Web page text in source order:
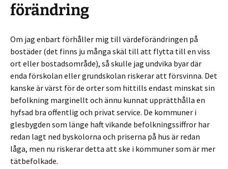
förändring
Om jag enbart förhåller mig till värdeförändringen på
bostäder (det finns ju många skäl till att flytta till en viss
ort eller bostadsområde), så skulle jag undvika byar där
enda förskolan eller grundskolan riskerar att försvinna. Det
kanske är värst för de orter som hittills endast minskat sin
befolkning marginellt och ännu kunnat upprätthålla en
hyfsad bra offentlig och privat service. De kommuner i
glesbygden som länge haft vikande befolkningssiffror har
redan lagt ned byskolorna och priserna på hus är redan
låga, men nu riskerar detta att ske i kommuner som är mer
tätbefolkade.